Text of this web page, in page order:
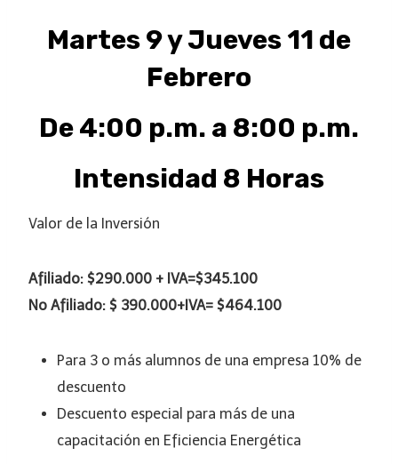
Martes 9 y Jueves 11 de
Febrero
De 4:00 p.m. a 8:00 p.m.
Intensidad 8 Horas
Valor de la Inversión
Afiliado: $290.000 + IVA=$345.100
No Afiliado: $ 390.000+IVA= $464.100
Para 3 o más alumnos de una empresa 10% de
descuento
Descuento especial para más de una
capacitación en Eficiencia Energética